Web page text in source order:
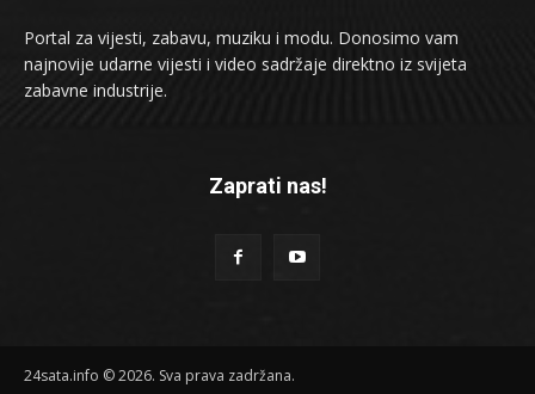
Portal za vijesti, zabavu, muziku i modu. Donosimo vam
najnovije udarne vijesti i video sadržaje direktno iz svijeta
zabavne industrije.
Zaprati nas!
24sata.info © 2026. Sva prava zadržana.